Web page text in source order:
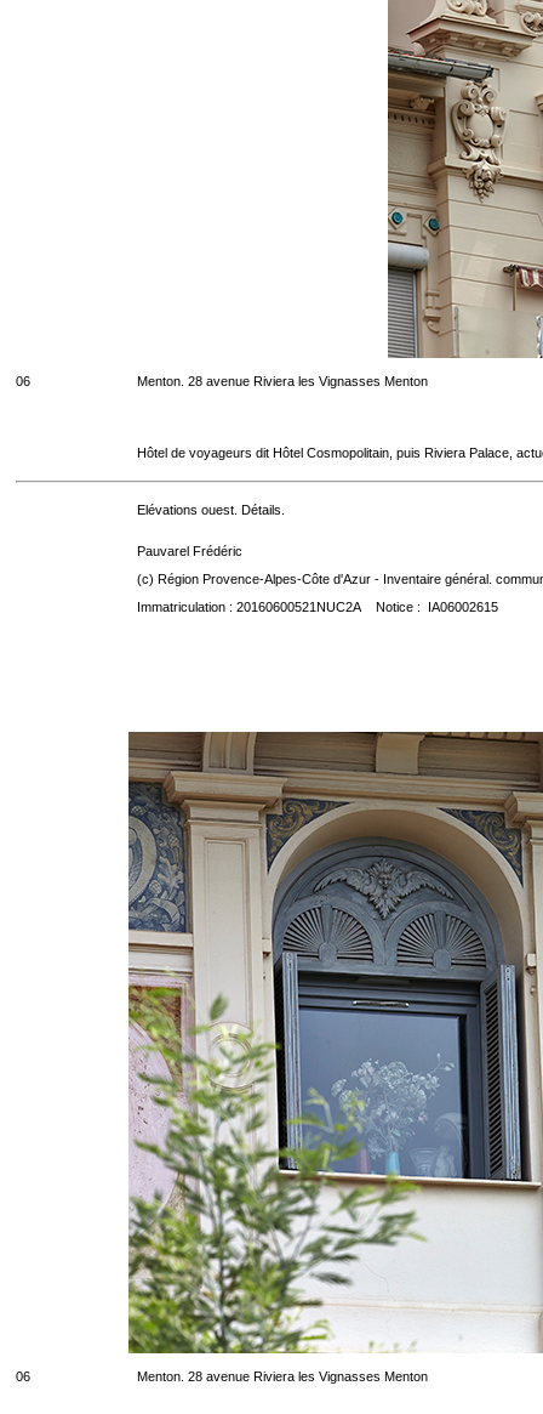
06 Menton. 28 avenue Riviera les Vignasses Menton
Hôtel de voyageurs dit Hôtel Cosmopolitain, puis Riviera Palace,
Elévations ouest. Détails.
Pauvarel Frédéric
(c) Région Provence-Alpes-Côte d'Azur - Inventaire général.
Immatriculation : 20160600521NUC2A Notice : IA06002615
06 Menton. 28 avenue Riviera les Vignasses Menton